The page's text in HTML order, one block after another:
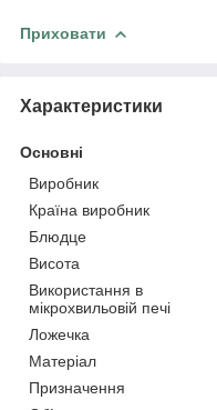
Приховати
Характеристики
Основні
Виробник
Країна виробник
Блюдце
Висота
Використання в
мікрохвильовій печі
Ложечка
Матеріал
Призначення